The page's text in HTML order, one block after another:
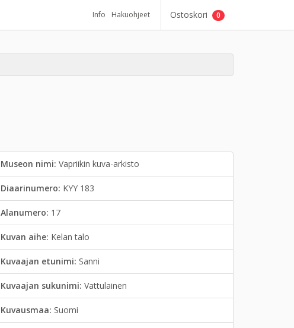
Info Hakuohjeet Ostoskori 0
Museon nimi:Vapriikin kuva-arkisto
Diaarinumero: KYY 183
Alanumero: 17
Kuvan aihe: Kelan talo
Kuvaajan etunimi: Sanni
Kuvaajan sukunimi:Vattulainen
Kuvausmaa: Suomi